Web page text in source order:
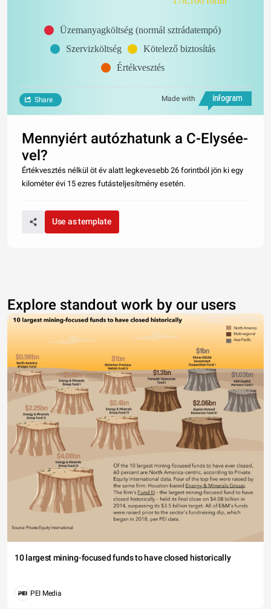
Üzemanyagköltség (normál sztrádatempó)
Szervizköltség
Kötelező biztosítás
Értékvesztés
Made with
Share
Mennyiért autózhatunk a C-Elysée-
vel?
Értékvesztés nélkül öt év alatt legkevesebb 26 forintból jön ki egy
kilométer évi 15 ezres futásteljesítmény esetén.
Use as template
Explore standout work by our users
10 largest mining-focused funds to have closed historically
PEI Media